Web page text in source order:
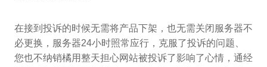
在接到投诉的时候无需将产品下架，也无需关闭服务器不
必更换，服务器24小时照常应行，克服了投诉的问题、
您也不纳销橘用整天担心网站被投诉了影响了心情，通经